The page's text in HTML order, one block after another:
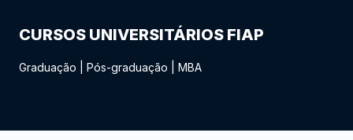
CURSOS UNIVERSITÁRIOS FIAP
Graduação Pós-graduação MBA